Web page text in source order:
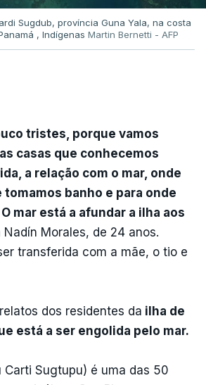
Sugdub, província Guna Yala, na costa
, Indígenas Martin Bernetti - AFP
tristes, porque vamos
casas que conhecemos
a relação com o mar, onde
tomamos banho e para onde
mar está a afundar a ilha aos
Nadín Morales, de 24 anos.
transferida com a mãe, o tio e
dos residentes da ilha de
está a ser engolida pelo mar.
Carti Sugtupu) é uma das 50